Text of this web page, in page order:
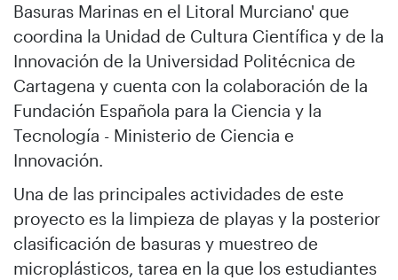
Basuras Marinas en el Litoral Murciano' que
coordina la Unidad de Cultura Científica y de la
Innovación de la Universidad Politécnica de
Cartagena y cuenta con la colaboración de la
Fundación Española para la Ciencia y la
Tecnología - Ministerio de Ciencia e
Innovación.
Una de las principales actividades de este
proyecto es la limpieza de playas y la posterior
clasificación de basuras y muestreo de
microplásticos, tarea en la que los estudiantes